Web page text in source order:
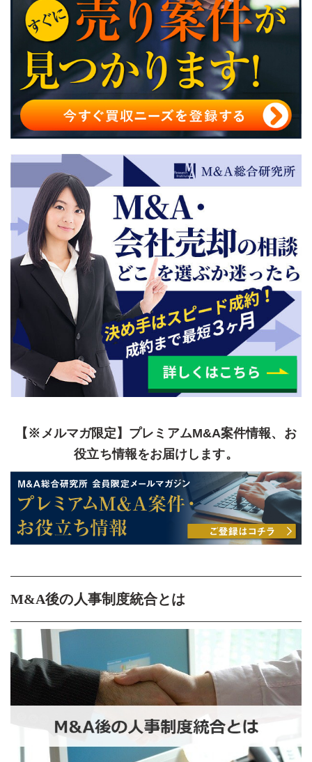
M&A後に人事制度統合を行う注意点
人事制度統合を含むM&Aの相談におすすめの仲介会社
まとめ
【※メルマガ限定】プレミアムM&A案件情報、お
役立ち情報をお届けします。
M&A後の人事制度統合とは